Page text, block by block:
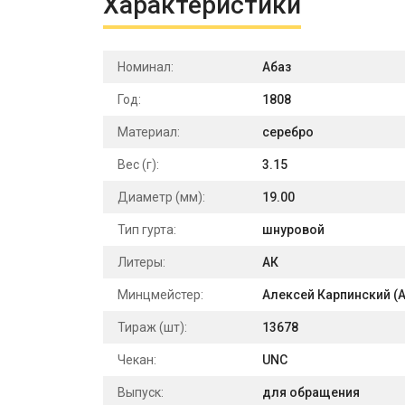
Номинал: Абаз
Год: 1808
Материал: серебро
Вес (г): 3.15
Диаметр (мм): 19.00
Тип гурта: шнуровой
Литеры: АК
Минцмейстер: Алексей Карпинский
Тираж (шт): 13678
Чекан: UNC
Выпуск: для обращения